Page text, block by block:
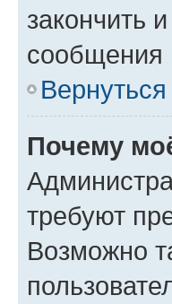
закончить
сообщения
Почему
требуют
Возможно